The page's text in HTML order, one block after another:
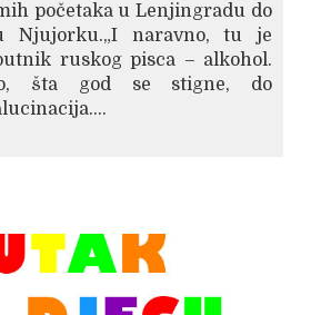
početaka u Lenjingradu do
Njujorku.„I naravno, tu je
ruskog pisca – alkohol.
šta god se stigne, do